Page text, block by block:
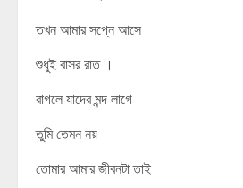
তখন আমার সপ্নে আসে
শুধুই বাসর রাত ।
রাগলে যাদের মন্দ লাগে
তুমি তেমন নয়
তোমার আমার জীবনটা তাই